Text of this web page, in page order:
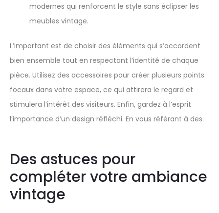
modernes qui renforcent le style sans éclipser les
meubles vintage.
L’important est de choisir des éléments qui s’accordent
bien ensemble tout en respectant l’identité de chaque
pièce. Utilisez des accessoires pour créer plusieurs points
focaux dans votre espace, ce qui attirera le regard et
stimulera l’intérêt des visiteurs. Enfin, gardez à l’esprit
l’importance d’un design réfléchi. En vous référant à des.
Des astuces pour
compléter votre ambiance
vintage